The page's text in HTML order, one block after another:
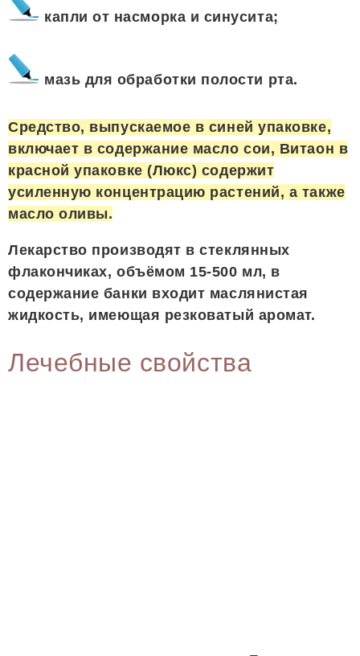
капли от насморка и синусита;
мазь для обработки полости рта.
Средство, выпускаемое в синей упаковке,
включает в содержание масло сои, Витаон в
красной упаковке (Люкс) содержит
усиленную концентрацию растений, а также
масло оливы.
Лекарство производят в стеклянных
флакончиках, объёмом 15-500 мл, в
содержание банки входит маслянистая
жидкость, имеющая резковатый аромат.
Лечебные свойства